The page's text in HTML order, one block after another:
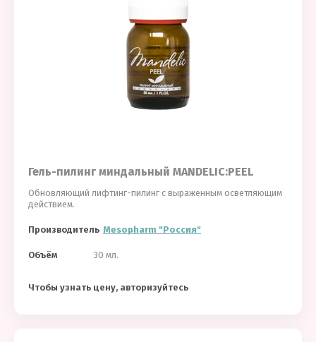
Гель-пилинг миндальный MANDELIC:PEEL
Обновляющий лифтинг-пилинг с выраженным осветляющим
действием.
Производитель Mesopharm "Россия"
Объём 30 мл.
Чтобы узнать цену, авторизуйтесь